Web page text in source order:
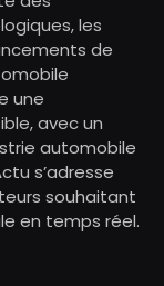
les
de
une
avec un
automobile
s’adresse
souhaitant
en temps réel.